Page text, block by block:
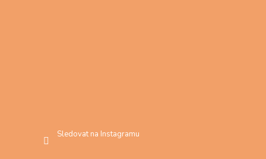
Sledovat na Instagramu